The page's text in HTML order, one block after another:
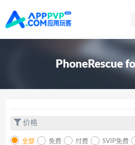
PhoneRescue
价格
全部 免费 付费 SVIP免费